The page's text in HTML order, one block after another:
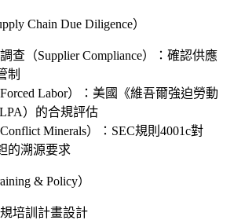
Chain Due Diligence）
查（Supplier Compliance）：確認供應
制
Labor）：美國《維吾爾強迫勞動
）的合規評估
Minerals）：SEC規則4001c對
的溯源要求
& Policy）
培訓計畫設計